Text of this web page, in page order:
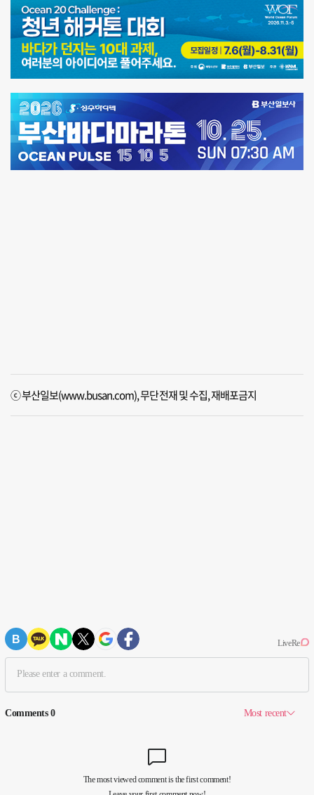
ⓒ 부산일보(www.busan.com), 무단전재 및 수집, 재배포금지